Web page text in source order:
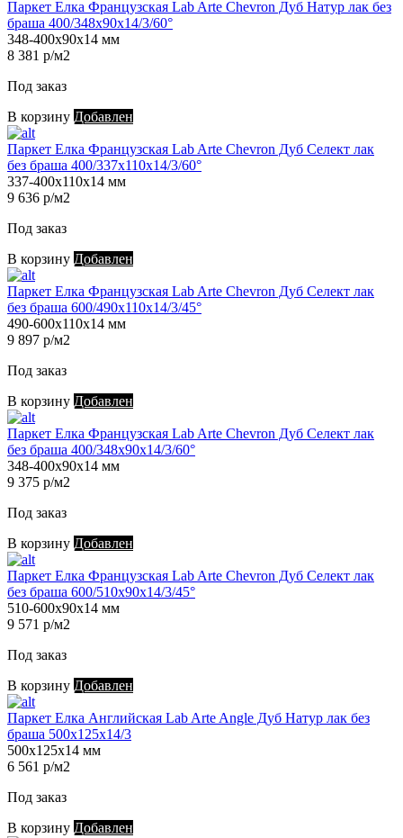
Паркет Елка Французская Lab Arte Chevron Дуб Натур лак без
браша 400/348х90х14/3/60°
348-400х90х14 мм
8 381 р/м2
Под заказ
В корзину Добавлен
Паркет Елка Французская Lab Arte Chevron Дуб Селект лак
без браша 400/337х110х14/3/60°
337-400х110х14 мм
9 636 р/м2
Под заказ
В корзину Добавлен
Паркет Елка Французская Lab Arte Chevron Дуб Селект лак
без браша 600/490х110х14/3/45°
490-600х110х14 мм
9 897 р/м2
Под заказ
В корзину Добавлен
Паркет Елка Французская Lab Arte Chevron Дуб Селект лак
без браша 400/348х90х14/3/60°
348-400х90х14 мм
9 375 р/м2
Под заказ
В корзину Добавлен
Паркет Елка Французская Lab Arte Chevron Дуб Селект лак
без браша 600/510х90х14/3/45°
510-600х90х14 мм
9 571 р/м2
Под заказ
В корзину Добавлен
Паркет Елка Английская Lab Arte Angle Дуб Натур лак без
браша 500х125х14/3
500х125х14 мм
6 561 р/м2
Под заказ
В корзину Добавлен